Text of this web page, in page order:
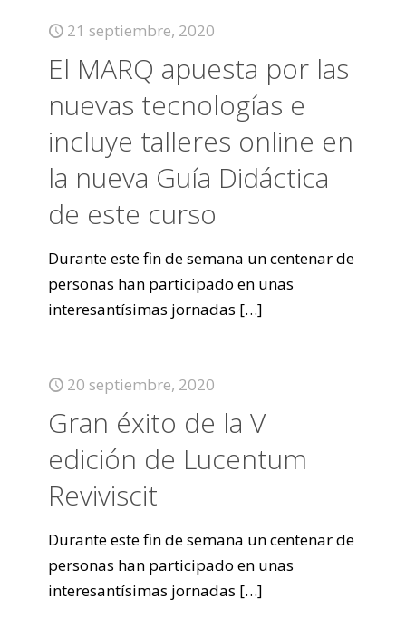
21 septiembre, 2020
El MARQ apuesta por las
nuevas tecnologías e
incluye talleres online en
la nueva Guía Didáctica
de este curso
Durante este fin de semana un centenar de
personas han participado en unas
interesantísimas jornadas […]
20 septiembre, 2020
Gran éxito de la V
edición de Lucentum
Reviviscit
Durante este fin de semana un centenar de
personas han participado en unas
interesantísimas jornadas […]